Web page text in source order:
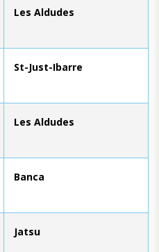
Les Aldudes
St-Just-Ibarre
Les Aldudes
Banca
Jatsu